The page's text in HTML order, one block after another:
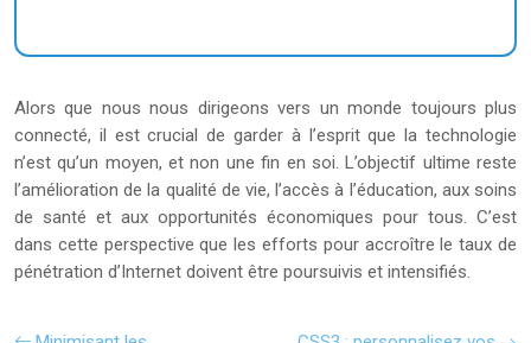
Alors que nous nous dirigeons vers un monde toujours plus
connecté, il est crucial de garder à l’esprit que la technologie
n’est qu’un moyen, et non une fin en soi. L’objectif ultime reste
l’amélioration de la qualité de vie, l’accès à l’éducation, aux soins
de santé et aux opportunités économiques pour tous. C’est
dans cette perspective que les efforts pour accroître le taux de
pénétration d’Internet doivent être poursuivis et intensifiés.